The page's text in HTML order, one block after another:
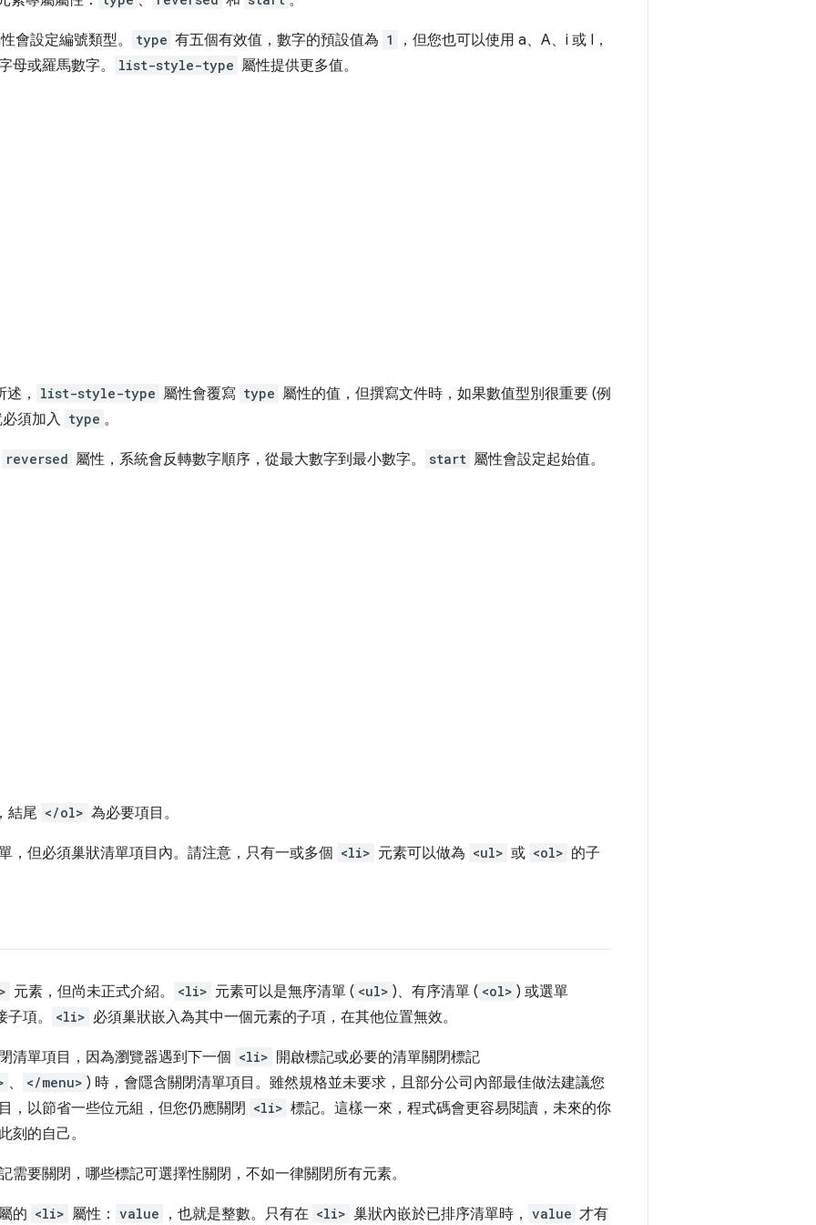
會設定編號類型。 type 有五個有效值，數字的預設值為 1
，但您也可以使用 a、A、i 或 I，
母或羅馬數字。
list-style-type 屬性提供更多值。
， list-style-type 屬性會覆寫 type 屬性的值，但撰寫文件時，如果數值型別很重要 (例
須加入 type 。
reversed 屬性，系統會反轉數字順序，從最大數字到最小數字。 start 屬性會設定起始值。
結尾 </ol> 為必要項目。
，但必須巢狀清單項目內。請注意，只有一或多個 <li> 元素可以做為 <ul> 或 <ol> 的子
元素，但尚未正式介紹。 <li> 元素可以是無序清單 ( <ul> )、有序清單 ( <ol> ) 或選單
項。
<li> 必須巢狀嵌入為其中一個元素的子項，在其他位置無效。
清單項目，因為瀏覽器遇到下一個 <li> 開啟標記或必要的清單關閉標記
、 </menu> ) 時，會隱含關閉清單項目。雖然規格並未要求，且部分公司內部最佳做法建議您
，以節省一些位元組，但您仍應關閉 <li> 標記。這樣一來，程式碼會更容易閱讀，未來的你
刻的自己。
需要關閉，哪些標記可選擇性關閉，不如一律關閉所有元素。
的 <li> 屬性： value ，也就是整數。只有在 <li> 巢狀內嵌於已排序清單時， value 才有